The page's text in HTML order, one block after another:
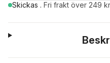
Skickas . Fri frakt över 249